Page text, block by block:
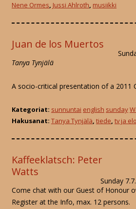
Nene Ormes, Jussi Ahlroth, musiikki
Juan de los Muertos
Tanya Tynjälä
A socio-critical presentation of a 2011
Kategoriat: sunnuntai english sunday
Hakusanat: Tanya Tynjälä, tiede, tv ja
Kaffeeklatsch: Peter
Watts
Sunday
Come chat with our Guest of Honour
Register at the Info, max. 12 persons.